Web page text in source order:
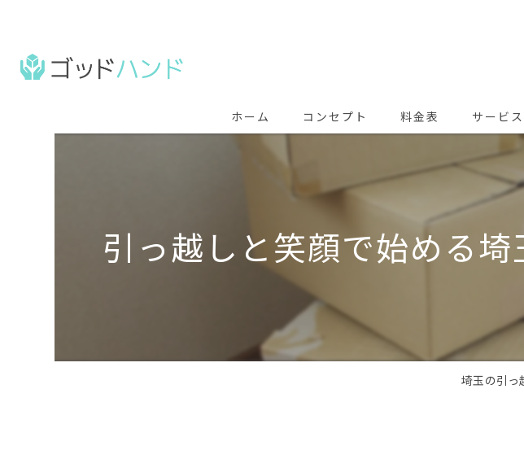
ホーム コンセプト 料金表 サービス
引っ越しと笑顔で始める
埼玉の引っ